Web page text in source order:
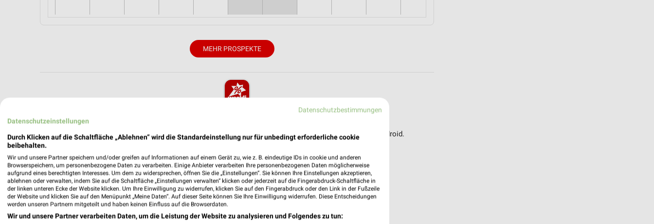
MEHR PROSPEKTE
weekli - Prospekte & Angebote App
Alle Stabilo Fachmarkt Angebote immer griffbereit – mit der kostenlosen weekli App für iOS & Android.
✔Standortgenaue Angebote
✔Folge deinem Lieblingshändler
✔Push-Benachrichtigungen bei neuen Prospekten
✔Einkaufsliste - Einkauf stressfrei planen
Nutze weekli auch mobil – App jetzt laden oder QR-Code scannen.
Datenschutzbestimmungen
Datenschutzeinstellungen
Durch Klicken auf die Schaltfläche „Ablehnen“ wird die Standardeinstellung nur für unbedingt erforderliche cookie
beibehalten.
Wir und unsere Partner speichern und/oder greifen auf Informationen auf einem Gerät zu, wie z. B. eindeutige IDs in cookie und anderen
Browserspeichern, um personenbezogene Daten zu verarbeiten. Einige Anbieter verarbeiten Ihre personenbezogenen Daten möglicherweise
aufgrund eines berechtigten Interesses. Um dem zu widersprechen, öffnen Sie die „Einstellungen“. Sie können Ihre Einstellungen akzeptieren,
ablehnen oder verwalten, indem Sie auf die Schaltfläche „Einstellungen verwalten“ klicken oder jederzeit auf die Fingerabdruck-Schaltfläche in
der linken unteren Ecke der Website klicken. Um Ihre Einwilligung zu widerrufen, klicken Sie auf den Fingerabdruck oder den Link in der Fußzeile
der Website und klicken Sie auf den Menüpunkt „Meine Daten“. Auf dieser Seite können Sie Ihre Einwilligung widerrufen. Diese Entscheidungen
werden unseren Partnern mitgeteilt und haben keinen Einfluss auf die Browserdaten.
Wir und unsere Partner verarbeiten Daten, um die Leistung der Website zu analysieren und Folgendes zu tun: